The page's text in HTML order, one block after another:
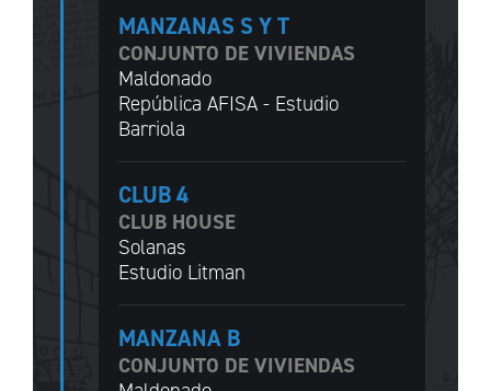
MANZANAS S Y T
CONJUNTO DE VIVIENDAS
Maldonado
República AFISA - Estudio
Barriola
CLUB 4
CLUB HOUSE
Solanas
Estudio Litman
MANZANA B
CONJUNTO DE VIVIENDAS